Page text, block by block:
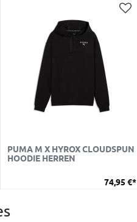
PUMA M X HYROX CLOUDSPUN
HOODIE HERREN
74,95 €*